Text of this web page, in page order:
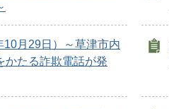
10月29日）～草津市内
かたる詐欺電話が発